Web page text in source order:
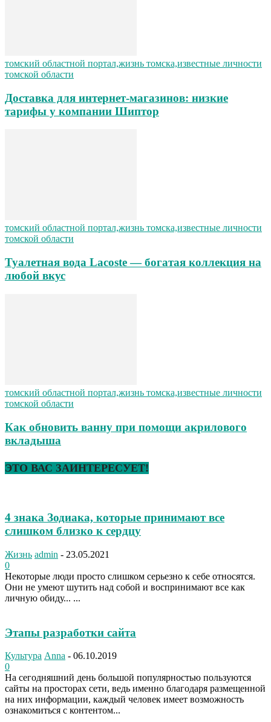
томский областной портал,жизнь томска,известные личности
томской области
Доставка для интернет-магазинов: низкие
тарифы у компании Шиптор
томский областной портал,жизнь томска,известные личности
томской области
Туалетная вода Lacoste — богатая коллекция на
любой вкус
томский областной портал,жизнь томска,известные личности
томской области
Как обновить ванну при помощи акрилового
вкладыша
ЭТО ВАС ЗАИНТЕРЕСУЕТ!
4 знака Зодиака, которые принимают все
слишком близко к сердцу
Жизнь admin - 23.05.2021
0
Некоторые люди просто слишком серьезно к себе относятся.
Они не умеют шутить над собой и воспринимают все как
личную обиду... ...
Этапы разработки сайта
Культура Anna - 06.10.2019
0
На сегодняшний день большой популярностью пользуются
сайты на просторах сети, ведь именно благодаря размещенной
на них информации, каждый человек имеет возможность
ознакомиться с контентом...